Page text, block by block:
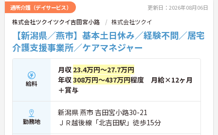
ンの運用など、お客様と従業員の双方を守るリスク
マネジメントも徹底されています。今後は、ご家族
がオンラインで情報を確認できるシステムや、AIを
活用した相談サービスの導入など、IT技術を積極的
に取り入れ、在宅生活の質の向上と従業員の業務効
率化を両立する次世代型の介護サービスを追求して
いく方針です。安定した事業基盤と革新への意欲を
併せ持つ、長期的なキャリア形成に最適な法人で
す。
★おすすめPOINT★
【土日休み×残業月平均3時間！ワークライフバラ
ンスを大切にできる環境です】
・基本土日休みで年間休日116日が確保されており
日勤のみのお仕事のため生活リズムを整えやすいで
通所介護（デイサービス） 更新日：2026年08月06日
株式会社ツクイツクイ吉田宮小路 株式会社ツクイ
【新潟県／燕市】基本土日休み／経験不問／居宅
介護支援事業所／ケアマネジャー
給料
月収 23.4万円～27.7万円
年収308万円～437万円程度 月給×12ヶ月
＋賞与
勤務地
新潟県 燕市 吉田宮小路30-21
ＪＲ越後線「北吉田駅」徒歩15分